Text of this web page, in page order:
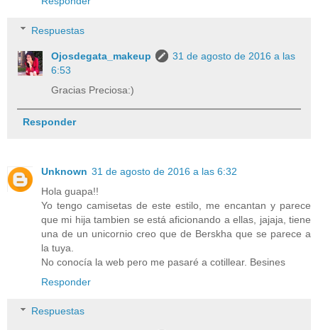
Respuestas
Ojosdegata_makeup
31 de agosto de 2016 a las
6:53
Gracias Preciosa:)
Responder
Unknown 31 de agosto de 2016 a las 6:32
Hola guapa!!
Yo tengo camisetas de este estilo, me encantan y parece
que mi hija tambien se está aficionando a ellas, jajaja, tiene
una de un unicornio creo que de Berskha que se parece a
la tuya.
No conocía la web pero me pasaré a cotillear. Besines
Responder
Respuestas